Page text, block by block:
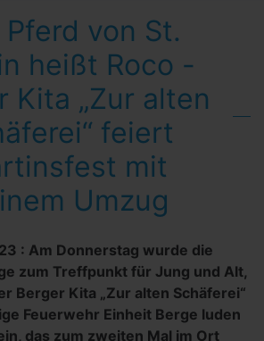
Pferd von St.
heißt Roco -
Kita „Zur alten
feiert
mit
Umzug
: Am Donnerstag wurde die
zum Treffpunkt für Jung und Alt,
Berger Kita „Zur alten Schäferei“
Feuerwehr Einheit Berge luden
das zum zweiten Mal im Ort